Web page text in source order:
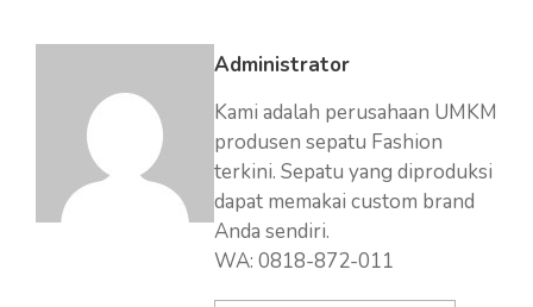
Administrator
Kami adalah perusahaan UMKM
produsen sepatu Fashion
terkini. Sepatu yang diproduksi
dapat memakai custom brand
Anda sendiri.
WA: 0818-872-011